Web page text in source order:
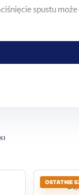
spustu
dla osób,
zapachów,
i innych
OSTATNIE